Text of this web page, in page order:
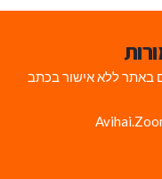
באתר ללא אישור בכתב